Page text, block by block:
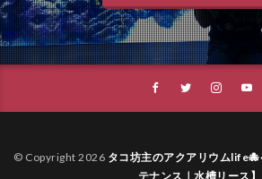
© Copyright 2026 タコ坊主のアクアリウム
テナンス｜水槽リース】